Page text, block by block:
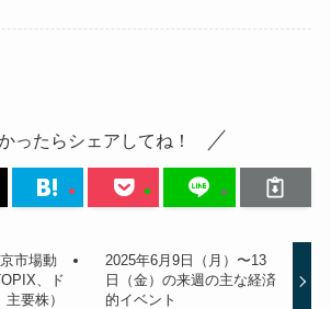
ったらシェアしてね！
市場動
、ド
要株）
2025年6月9日（月）〜13
日（金）の来週の主な経済
的イベント